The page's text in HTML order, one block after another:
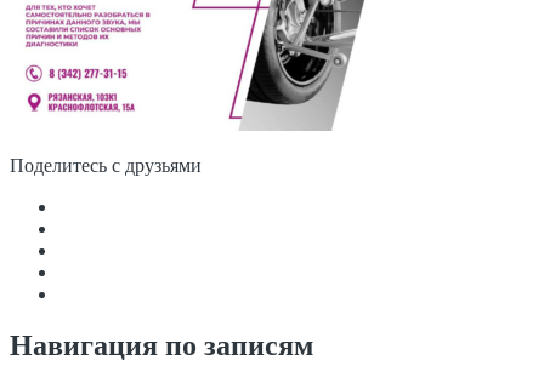
Поделитесь с друзьями
Навигация по записям